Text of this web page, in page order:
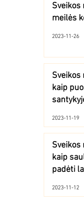
Sveikos
meilės
2023-11-26
Sveikos
kaip
2023-11-19
Sveikos
kaip
padėti
2023-11-12